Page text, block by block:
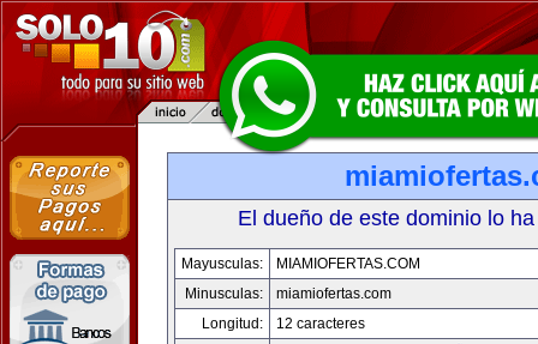
El dueño de este dominio lo
Mayusculas:
MIAMIOFERTAS.COM
Minusculas:
miamiofertas.com
Longitud:
12 caracteres